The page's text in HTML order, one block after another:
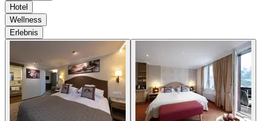
Hotel
Wellness
Erlebnis